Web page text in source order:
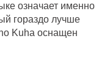
означает именно
гораздо лучше
Kuha оснащен